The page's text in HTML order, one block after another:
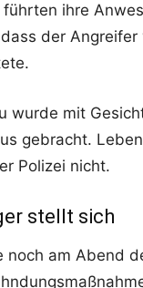
ihre
der Angreifer
wurde mit
gebracht.
Polizei nicht.
stellt sich
noch am Abend